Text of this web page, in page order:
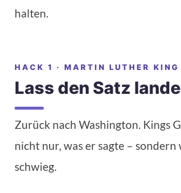
halten.
HACK 1 · MARTIN LUTHER KING
Lass den Satz
Zurück nach Washington. Kings
nicht nur, was er sagte – sondern
schwieg.